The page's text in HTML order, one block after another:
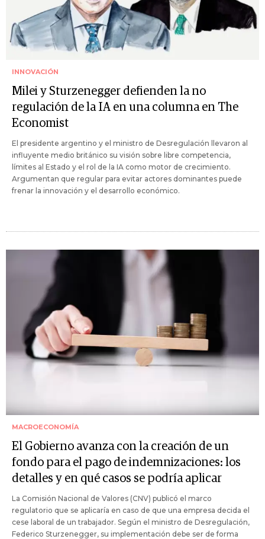
INNOVACIÓN
Milei y Sturzenegger defienden la no
regulación de la IA en una columna en The
Economist
El presidente argentino y el ministro de Desregulación llevaron al
influyente medio británico su visión sobre libre competencia,
límites al Estado y el rol de la IA como motor de crecimiento.
Argumentan que regular para evitar actores dominantes puede
frenar la innovación y el desarrollo económico.
MACROECONOMÍA
El Gobierno avanza con la creación de un
fondo para el pago de indemnizaciones: los
detalles y en qué casos se podría aplicar
La Comisión Nacional de Valores (CNV) publicó el marco
regulatorio que se aplicaría en caso de que una empresa decida el
cese laboral de un trabajador. Según el ministro de Desregulación,
Federico Sturzenegger, su implementación debe ser de forma